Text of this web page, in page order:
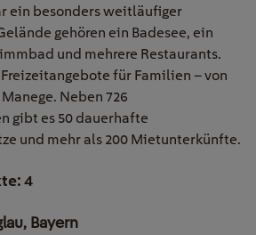
ein besonders weitläufiger
gehören ein Badesee, ein
und mehrere Restaurants.
für Familien – von
Neben 726
gibt es 50 dauerhafte
und mehr als 200 Mietunterkünfte.
4
Bayern